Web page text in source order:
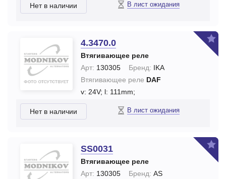
Нет в наличии В лист ожидания
4.3470.0
Втягивающее реле
Арт: 130305 Бренд: IKA
Втягивающее реле DAF
v: 24V; l: 111mm;
Нет в наличии В лист ожидания
SS0031
Втягивающее реле
Арт: 130305 Бренд: AS